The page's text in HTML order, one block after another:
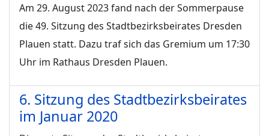
Am 29. August 2023 fand nach der Sommerpause
die 49. Sitzung des Stadtbezirksbeirates Dresden
Plauen statt. Dazu traf sich das Gremium um 17:30
Uhr im Rathaus Dresden Plauen.
6. Sitzung des Stadtbezirksbeirates
im Januar 2020